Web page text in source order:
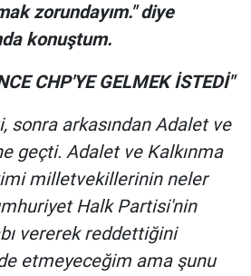
zorundayım." diye
konuştum.
CHP'YE GELMEK İSTEDİ"
sonra arkasından Adalet ve
geçti. Adalet ve Kalkınma
milletvekillerinin neler
Halk Partisi'nin
vererek reddettiğini
etmeyeceğim ama şunu